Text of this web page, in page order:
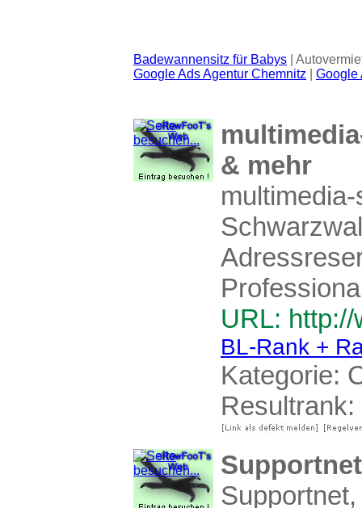
Badewannensitz für Babys |
Google Ads Agentur Chemnitz
Google
& mehr
URL:
BL-Rank +
Kategorie:
Resultrank: